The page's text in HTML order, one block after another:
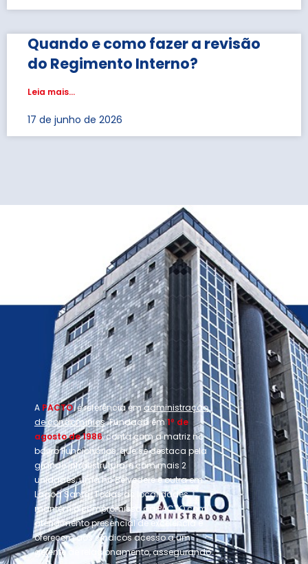
Quando e como fazer a revisão
do Regimento Interno?
Leia mais...
17 de junho de 2026
A PACTOé referência emadministração
de condomínios. Fundada em1º de
agosto de 1986, conta com a matriz no
bairro Funcionários, que se destaca pela
grande infraestrutura, e com mais 2
unidades, uma no Belvedere e outra em
Lagoa Santa. Todas as localidades
mantêm o compromisso da PACTO com
atendimento presencial de excelência e
oferecem aos síndicos acesso a um
gerente de relacionamento, assegurando